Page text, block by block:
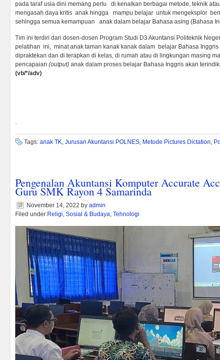
pada taraf usia dini memang perlu di kenalkan berbagai metode, teknik
mengasah daya kritis anak hingga mampu belajar untuk mengeksplor
sehingga semua kemampuan anak dalam belajar Bahasa asing (Bahasa
Tim ini terdiri dari dosen-dosen Program Studi D3 Akuntansi Politeknik
pelatihan ini, minat anak taman kanak kanak dalam belajar Bahasa
dipraktekan dan di terapkan di kelas, di rumah atau di lingkungan masing
pencapaian (output) anak dalam proses belajar Bahasa Inggris akan
(vb/*/adv)
.
Tags: anak TK, Jurusan Akuntansi POLNES, Metode Pictures Dictation,
Pengenalan Akuntansi Komputer Accurate
Guru SMK Rayon 4 Samarinda
November 14, 2022 by admin
Filed under Religi, Sosial & Budaya, Tehnologi